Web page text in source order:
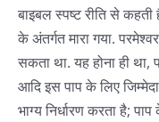
बाइबल स्पष्ट रीति से कहती
के अंतर्गत मारा गया.
सकता था. यह होना ही था,
आदि इस पाप के लिए
भाग्य निर्धारण करता है;